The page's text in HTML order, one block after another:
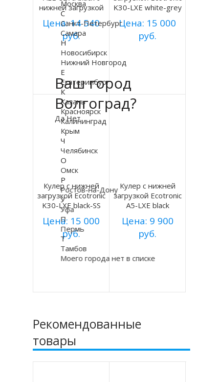
нижней загрузкой
Цена: 14 540
руб.
Купить
Подробнее
K30-LXE white-grey
Цена: 15 000
руб.
Кулер с нижней
загрузкой Ecotronic
K30-LXE black-SS
Цена: 15 000
руб.
Купить
Кулер с нижней
загрузкой Ecotronic
A5-LXE black
Цена: 9 900
руб.
Рекомендованные
товары
Ваш город
Волгоград?
Да Нет
Москва
С
Санкт-Петербург
Самара
Н
Новосибирск
Нижний Новгород
Е
Екатеринбург
К
Казань
Красноярск
Калининград
Крым
Ч
Челябинск
О
Омск
Р
Ростов-на-Дону
У
Уфа
П
Пермь
Т
Тамбов
Моего города нет в списке